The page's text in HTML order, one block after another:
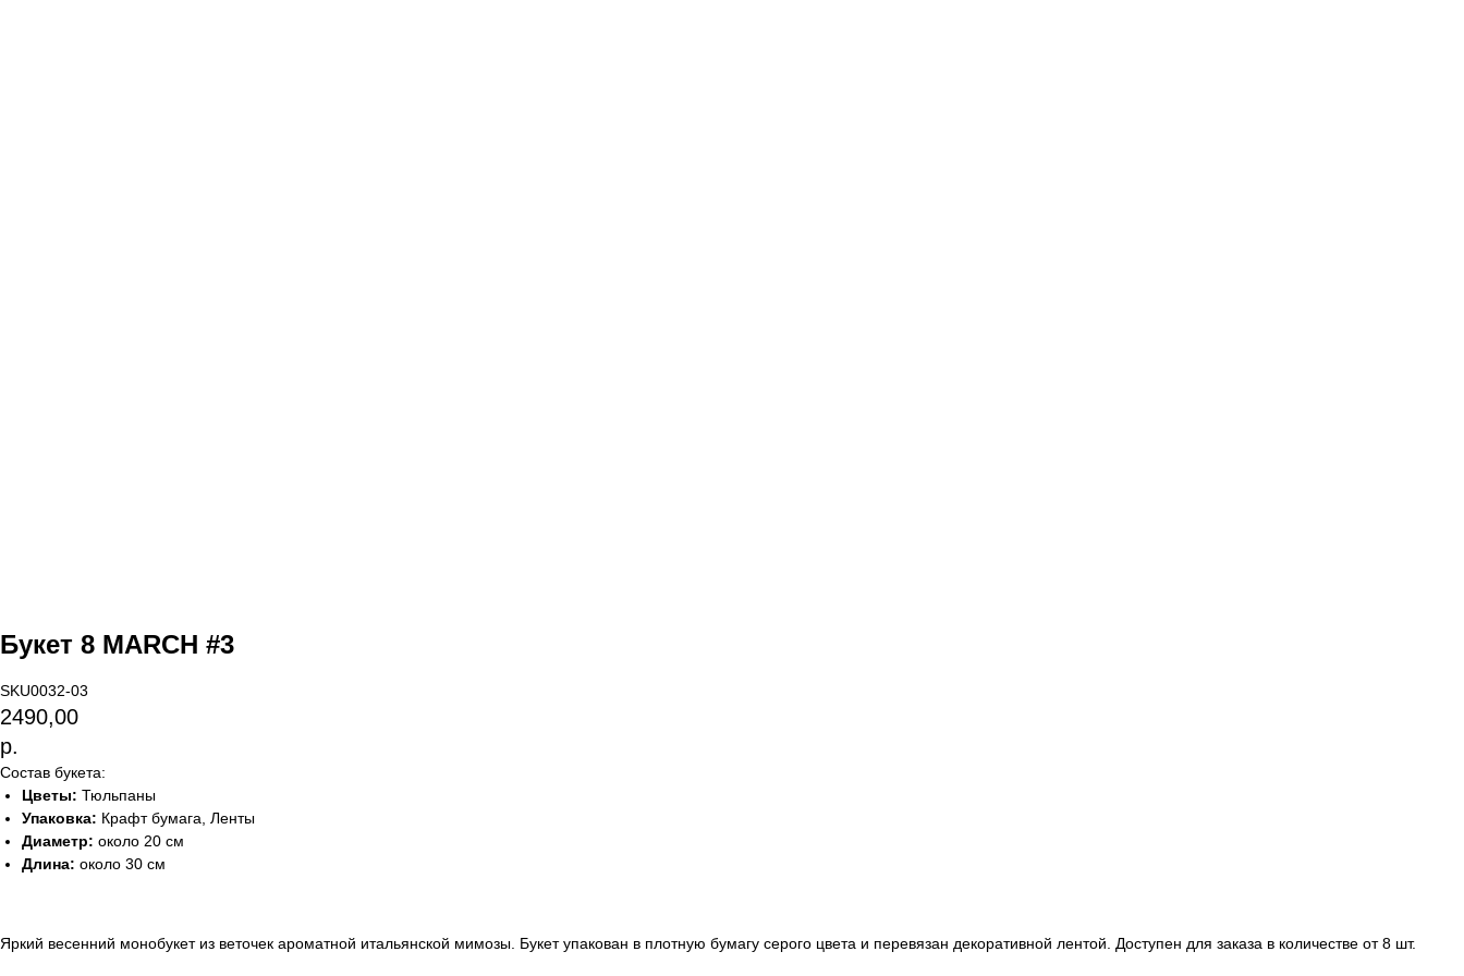
Букет 8 MARCH #3
SKU0032-03
2490,00
р.
Состав букета:
Цветы: Тюльпаны
Упаковка: Крафт бумага, Ленты
Диаметр: около 20 см
Длина: около 30 см
Яркий весенний монобукет из веточек ароматной итальянской мимозы. Букет упакован в плотную бумагу серого цвета и перевязан декоративной лентой. Доступен для заказа в количестве от 8 шт.